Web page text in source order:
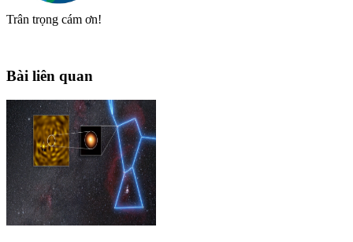
Trân trọng cám ơn!
Bài liên quan